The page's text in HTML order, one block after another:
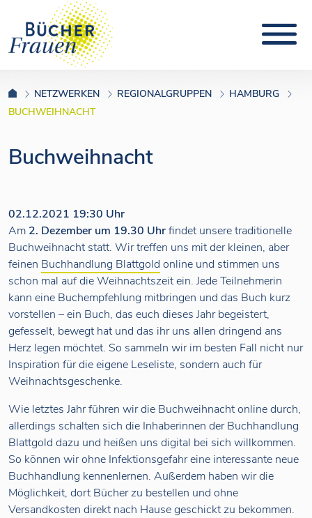
NETZWERKEN REGIONALGRUPPEN
HAMBURG
BUCHWEIHNACHT
Buchweihnacht
02.12.2021 19:30 Uhr
Am 2. Dezember um 19.30 Uhrfindet unsere traditionelle
Buchweihnacht statt. Wir treffen uns mit der kleinen, aber
feinen Buchhandlung Blattgold online und stimmen uns
schon mal auf die Weihnachtszeit ein. Jede Teilnehmerin
kann eine Buchempfehlung mitbringen und das Buch kurz
vorstellen – ein Buch, das euch dieses Jahr begeistert,
gefesselt, bewegt hat und das ihr uns allen dringend ans
Herz legen möchtet. So sammeln wir im besten Fall nicht nur
Inspiration für die eigene Leseliste, sondern auch für
Weihnachtsgeschenke.
Wie letztes Jahr führen wir die Buchweihnacht online durch,
allerdings schalten sich die Inhaberinnen der Buchhandlung
Blattgold dazu und heißen uns digital bei sich willkommen.
So können wir ohne Infektionsgefahr eine interessante neue
Buchhandlung kennenlernen. Außerdem haben wir die
Möglichkeit, dort Bücher zu bestellen und ohne
Versandkosten direkt nach Hause geschickt zu bekommen.